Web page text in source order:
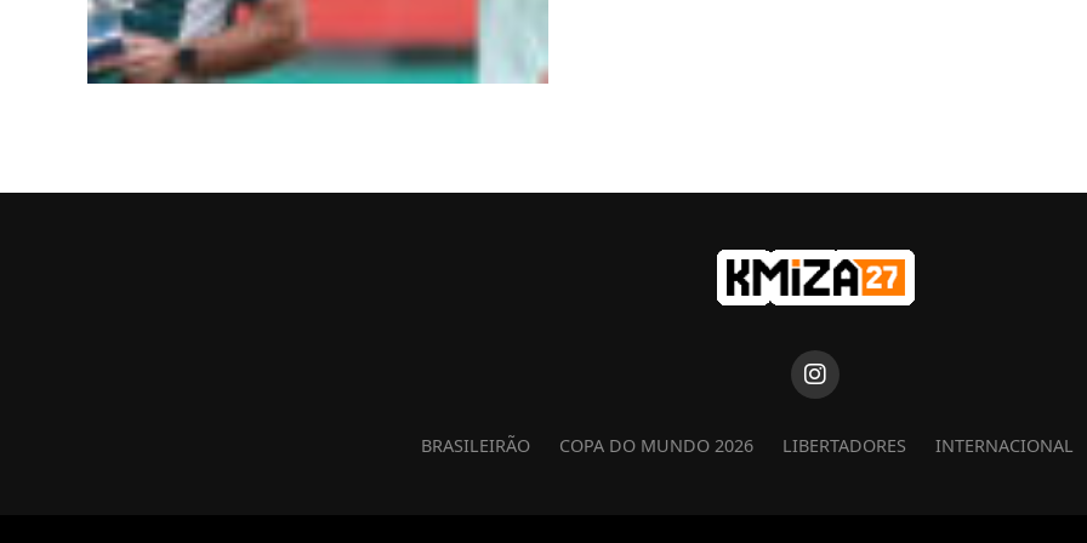
BRASILEIRÃO COPA DO MUNDO 2026 LIBERTADORES INTERNACIONAL